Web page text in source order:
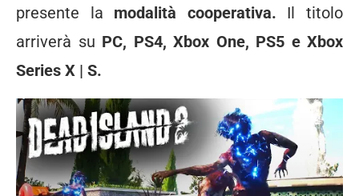
presente la modalità cooperativa. Il titolo
arriverà su PC, PS4, Xbox One, PS5 e Xbox
Series X | S.